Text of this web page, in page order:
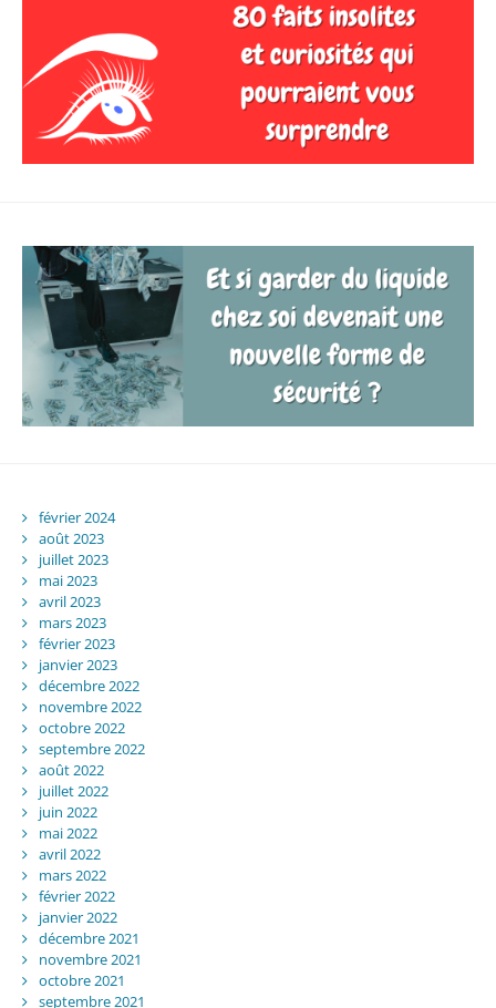
février 2024
août 2023
juillet 2023
mai 2023
avril 2023
mars 2023
février 2023
janvier 2023
décembre 2022
novembre 2022
octobre 2022
septembre 2022
août 2022
juillet 2022
juin 2022
mai 2022
avril 2022
mars 2022
février 2022
janvier 2022
décembre 2021
novembre 2021
octobre 2021
septembre 2021